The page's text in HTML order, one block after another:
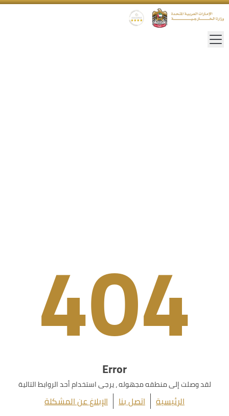
404
Error
لقد وصلت إلى منطقه مجهوله ، يرجى استخدام أحد الروابط التالية
الرئيسية اتصل بنا الإبلاغ عن المشكلة